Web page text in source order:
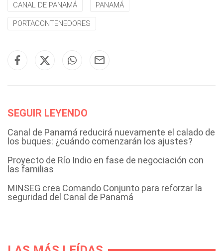
CANAL DE PANAMÁ PANAMÁ
PORTACONTENEDORES
SEGUIR LEYENDO
Canal de Panamá reducirá nuevamente el calado de
los buques: ¿cuándo comenzarán los ajustes?
Proyecto de Río Indio en fase de negociación con
las familias
MINSEG crea Comando Conjunto para reforzar la
seguridad del Canal de Panamá